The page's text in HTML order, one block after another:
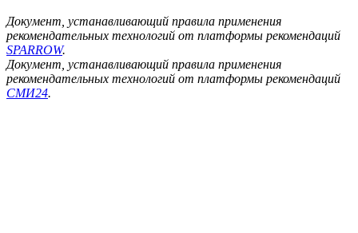
Документ, устанавливающий правила применения
рекомендательных технологий от платформы рекомендаций
SPARROW.
Документ, устанавливающий правила применения
рекомендательных технологий от платформы рекомендаций
СМИ24.